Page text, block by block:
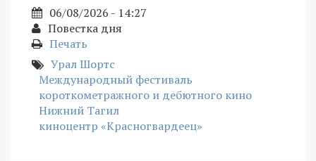
06/08/2026 - 14:27
Повестка дня
Печать
Урал Шортс
Международный фестиваль
короткометражного и дебютного кино
Нижний Тагил
киноцентр «Красногвардеец»